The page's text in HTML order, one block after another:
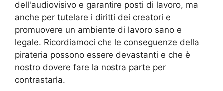
dell'audiovisivo e garantire posti di lavoro, ma
anche per tutelare i diritti dei creatori e
promuovere un ambiente di lavoro sano e
legale. Ricordiamoci che le conseguenze della
pirateria possono essere devastanti e che è
nostro dovere fare la nostra parte per
contrastarla.